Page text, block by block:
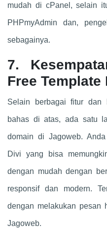
mudah di cPanel, selain
PHPmyAdmin dan,
sebagainya.
7.
Free Template
Selain berbagai fitur dan
bahas di atas, ada satu
domain di Jagoweb.
Divi yang bisa
dengan mudah dengan
responsif dan modern.
dengan melakukan pesan
Jagoweb.